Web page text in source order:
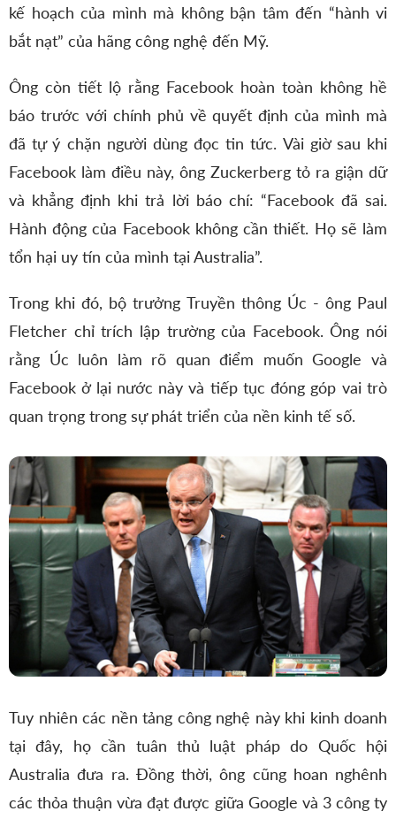
kế hoạch của mình mà không bận tâm đến “hành vi
bắt nạt” của hãng công nghệ đến Mỹ.
Ông còn tiết lộ rằng Facebook hoàn toàn không hề
báo trước với chính phủ về quyết định của mình mà
đã tự ý chặn người dùng đọc tin tức. Vài giờ sau khi
Facebook làm điều này, ông Zuckerberg tỏ ra giận dữ
và khẳng định khi trả lời báo chí: “Facebook đã sai.
Hành động của Facebook không cần thiết. Họ sẽ làm
tổn hại uy tín của mình tại Australia”.
Trong khi đó, bộ trưởng Truyền thông Úc - ông Paul
Fletcher chỉ trích lập trường của Facebook. Ông nói
rằng Úc luôn làm rõ quan điểm muốn Google và
Facebook ở lại nước này và tiếp tục đóng góp vai trò
quan trọng trong sự phát triển của nền kinh tế số.
Tuy nhiên các nền tảng công nghệ này khi kinh doanh
tại đây, họ cần tuân thủ luật pháp do Quốc hội
Australia đưa ra. Đồng thời, ông cũng hoan nghênh
các thỏa thuận vừa đạt được giữa Google và 3 công ty